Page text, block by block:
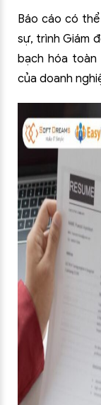
Báo cáo có
sự, trình Giám
bạch hóa toàn
của doanh